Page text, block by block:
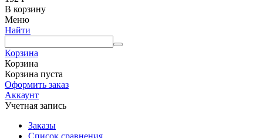
В корзину
Меню
Найти
Корзина
Корзина
Корзина пуста
Оформить заказ
Аккаунт
Учетная запись
Заказы
Список сравнения